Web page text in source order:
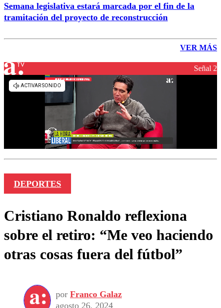
Semana legislativa estará marcada por el fin de la
tramitación del proyecto de reconstrucción
VER MÁS
Señal 2
DEPORTES
Cristiano Ronaldo reflexiona
sobre el retiro: “Me veo haciendo
otras cosas fuera del fútbol”
por Franco Galaz
agosto 26, 2024